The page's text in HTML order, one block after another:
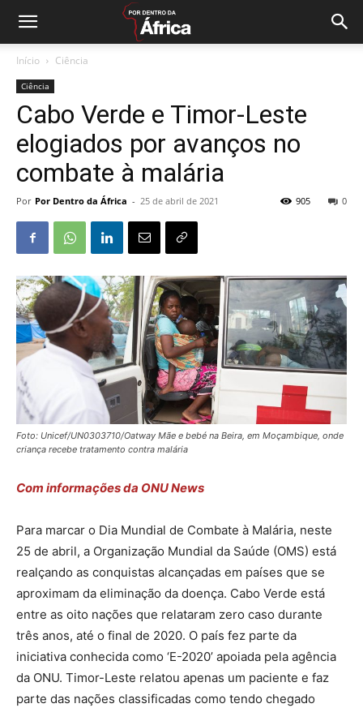
Início Ciência
Ciência
Cabo Verde e Timor-Leste
elogiados por avanços no
combate à malária
Por Por Dentro da África - 25 de abril de 2021 0
905
Foto: Unicef/UN0303710/Oatway Mãe e bebé na Beira, em Moçambique, onde
criança recebe tratamento contra malária
Com informações da ONU News
Para marcar o Dia Mundial de Combate à Malária, neste
25 de abril, a Organização Mundial da Saúde (OMS) está
realçando as conquistas alcançadas em países que se
aproximam da eliminação da doença. Cabo Verde está
entre as oito nações que relataram zero caso durante
três anos, até o final de 2020. O país fez parte da
iniciativa conhecida como ‘E-2020’ apoiada pela agência
da ONU. Timor-Leste relatou apenas um paciente e faz
parte das nações classificadas como tendo chegado